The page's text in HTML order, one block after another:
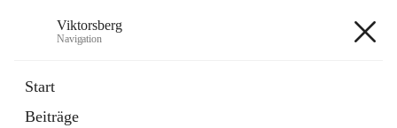
Viktorsberg
Navigation
Start
Beiträge